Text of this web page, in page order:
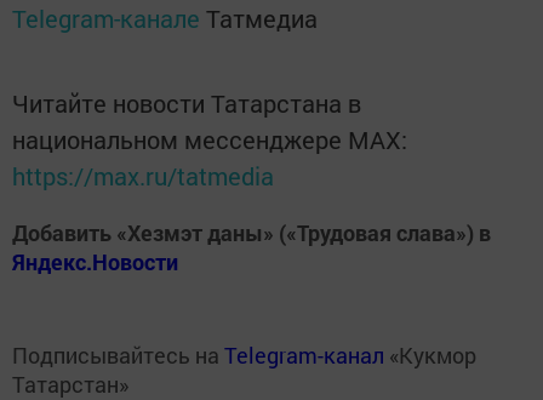
Telegram-канале Татмедиа
Читайте новости Татарстана в
национальном мессенджере MАХ:
https://max.ru/tatmedia
Добавить «Хезмэт даны» («Трудовая слава») в
Яндекс.Новости
Подписывайтесь на Telegram-канал «Кукмор
Татарстан»